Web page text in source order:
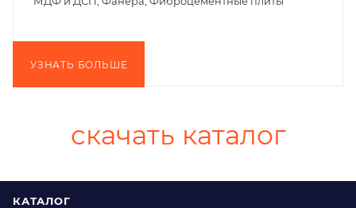
УЗНАТЬ БОЛЬШЕ
скачать каталог
КАТАЛОГ